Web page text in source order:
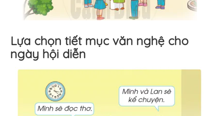
Lựa chọn tiết mục văn nghệ cho
ngày hội diễn